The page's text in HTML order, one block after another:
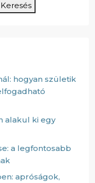
Keresés
hogyan születik
alakul ki egy
a legfontosabb
apróságok,